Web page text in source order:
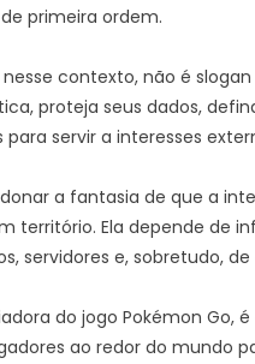
primeira ordem.
contexto, não é
proteja seus dados,
servir a interesses
a fantasia de que a
território. Ela depende de
servidores e, sobretudo,
do jogo Pokémon Go,
ao redor do mundo